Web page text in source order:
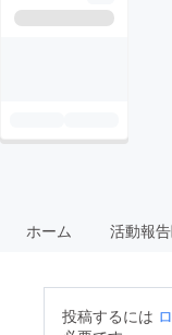
ホーム 活動報告
投稿するには